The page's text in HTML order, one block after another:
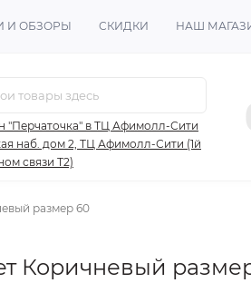
И ОБЗОРЫ СКИДКИ НАШ
"Перчаточка" в ТЦ Афимолл-Сити
наб. дом 2, ТЦ Афимолл-Сити (1й
связи Т2)
размер 60
Коричневый